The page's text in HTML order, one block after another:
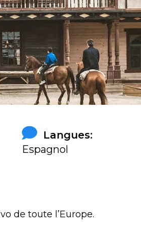
Langues:
Espagnol
de toute l’Europe.